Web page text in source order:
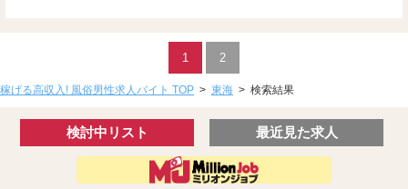
1 2
稼げる高収入! 風俗男性求人バイト TOP > 東海 > 検索結果
検討中リスト 最近見た求人